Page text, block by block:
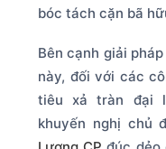
bóc tách cặn bã
Bên cạnh giải
này, đối với các
tiêu xả tràn đại
khuyến nghị chủ